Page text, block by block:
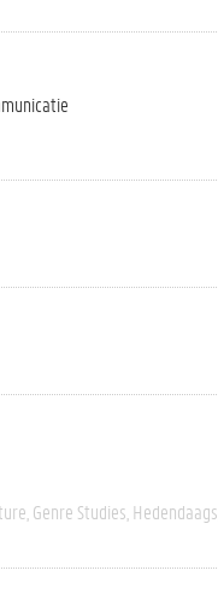
Genre Studies Hedendaags